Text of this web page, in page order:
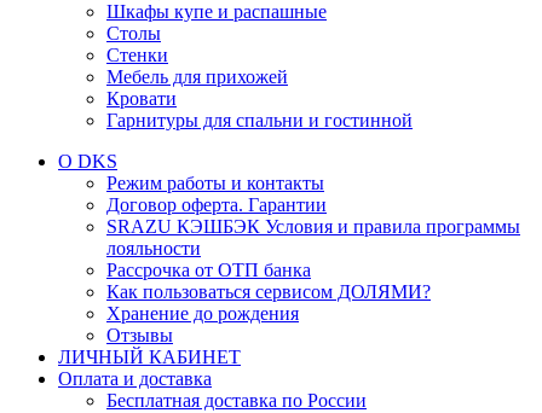
Шкафы купе и распашные
Столы
Стенки
Мебель для прихожей
Кровати
Гарнитуры для спальни и гостинной
О DKS
Режим работы и контакты
Договор оферта. Гарантии
SRAZU КЭШБЭК Условия и правила программы
лояльности
Рассрочка от ОТП банка
Как пользоваться сервисом ДОЛЯМИ?
Хранение до рождения
Отзывы
ЛИЧНЫЙ КАБИНЕТ
Оплата и доставка
Бесплатная доставка по России